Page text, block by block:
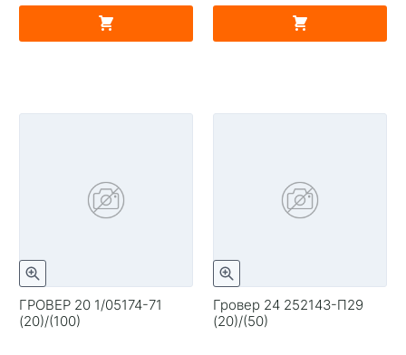
ГРОВЕР 20 1/05174-71
(20)/(100)
Гровер 24 252143-П29
(20)/(50)